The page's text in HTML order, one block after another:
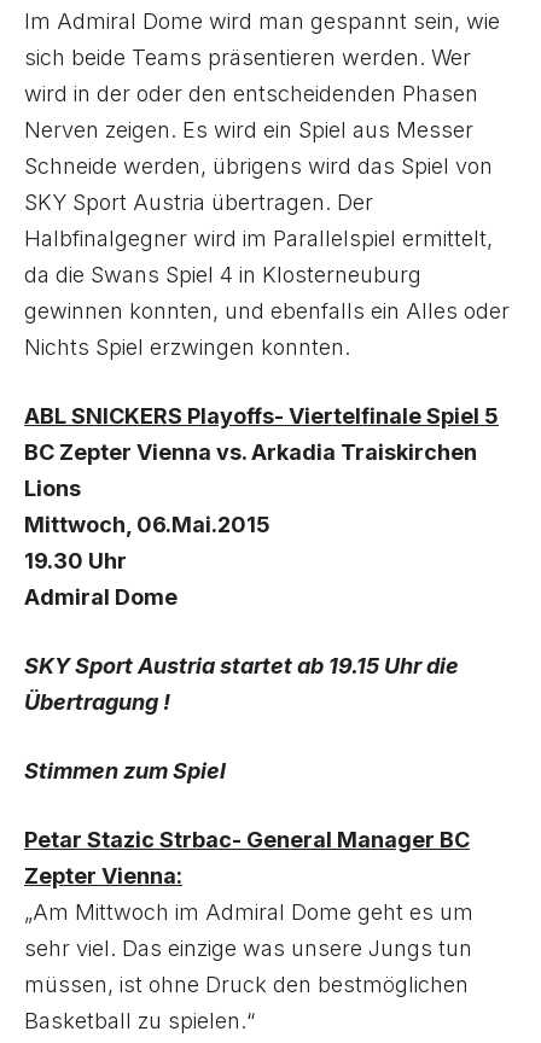
Im Admiral Dome wird man gespannt sein, wie
sich beide Teams präsentieren werden. Wer
wird in der oder den entscheidenden Phasen
Nerven zeigen. Es wird ein Spiel aus Messer
Schneide werden, übrigens wird das Spiel von
SKY Sport Austria übertragen. Der
Halbfinalgegner wird im Parallelspiel ermittelt,
da die Swans Spiel 4 in Klosterneuburg
gewinnen konnten, und ebenfalls ein Alles oder
Nichts Spiel erzwingen konnten.
ABL SNICKERS Playoffs- Viertelfinale Spiel 5
BC Zepter Vienna vs. Arkadia Traiskirchen
Lions
Mittwoch, 06.Mai.2015
19.30 Uhr
Admiral Dome
SKY Sport Austria startet ab 19.15 Uhr die
Übertragung !
Stimmen zum Spiel
Petar Stazic Strbac- General Manager BC
Zepter Vienna:
„Am Mittwoch im Admiral Dome geht es um
sehr viel. Das einzige was unsere Jungs tun
müssen, ist ohne Druck den bestmöglichen
Basketball zu spielen.“